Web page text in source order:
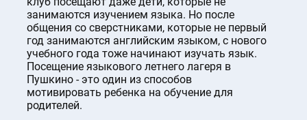
занимаются изучением языка. Но после
общения со сверстниками, которые не первый
год занимаются английским языком, с нового
учебного года тоже начинают изучать язык.
Посещение языкового летнего лагеря в
Пушкино - это один из способов
мотивировать ребенка на обучение для
родителей.